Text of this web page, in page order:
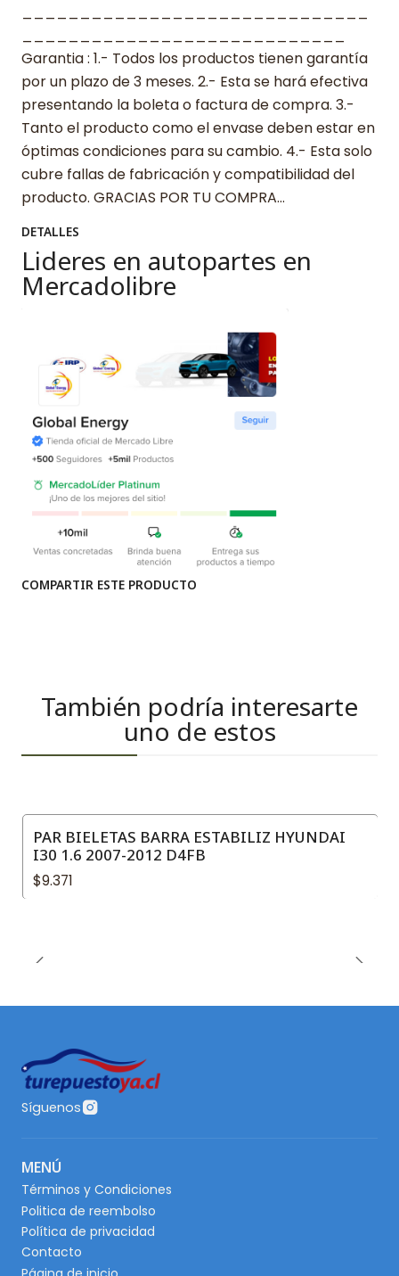
Garantia : 1.- Todos los productos tienen garantía
por un plazo de 3 meses. 2.- Esta se hará efectiva
presentando la boleta o factura de compra. 3.-
Tanto el producto como el envase deben estar en
óptimas condiciones para su cambio. 4.- Esta solo
cubre fallas de fabricación y compatibilidad del
producto. GRACIAS POR TU COMPRA…
DETALLES
Lideres en autopartes en
Mercadolibre
COMPARTIR ESTE PRODUCTO
También podría interesarte
uno de estos
PAR BIELETAS BARRA ESTABILIZ HYUNDAI
I30 1.6 2007-2012 D4FB
$9.371
Síguenos
MENÚ
Términos y Condiciones
Politica de reembolso
Política de privacidad
Contacto